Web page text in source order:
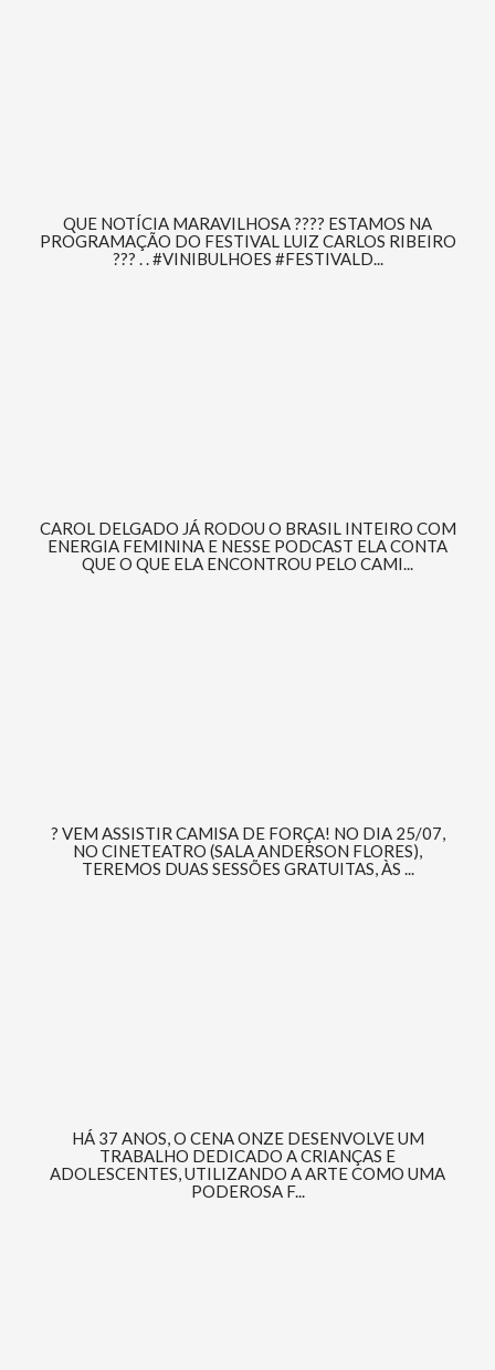
QUE NOTÍCIA MARAVILHOSA ???? ESTAMOS NA
PROGRAMAÇÃO DO FESTIVAL LUIZ CARLOS RIBEIRO
??? . . #VINIBULHOES #FESTIVALD...
CAROL DELGADO JÁ RODOU O BRASIL INTEIRO COM
ENERGIA FEMININA E NESSE PODCAST ELA CONTA
QUE O QUE ELA ENCONTROU PELO CAMI...
? VEM ASSISTIR CAMISA DE FORÇA! NO DIA 25/07,
NO CINETEATRO (SALA ANDERSON FLORES),
TEREMOS DUAS SESSÕES GRATUITAS, ÀS ...
HÁ 37 ANOS, O CENA ONZE DESENVOLVE UM
TRABALHO DEDICADO A CRIANÇAS E
ADOLESCENTES, UTILIZANDO A ARTE COMO UMA
PODEROSA F...